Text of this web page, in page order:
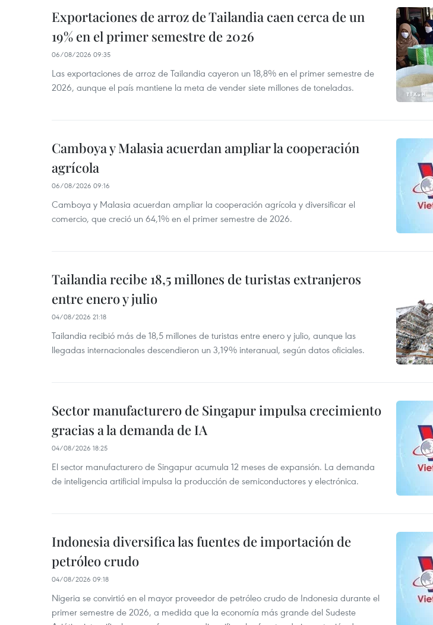
Exportaciones de arroz de Tailandia caen cerca de un
19% en el primer semestre de 2026
06/08/2026 09:35
Las exportaciones de arroz de Tailandia cayeron un 18,8% en el primer semestre de
2026, aunque el país mantiene la meta de vender siete millones de toneladas.
Camboya y Malasia acuerdan ampliar la cooperación
agrícola
06/08/2026 09:16
Camboya y Malasia acuerdan ampliar la cooperación agrícola y diversificar el
comercio, que creció un 64,1% en el primer semestre de 2026.
Tailandia recibe 18,5 millones de turistas extranjeros
entre enero y julio
04/08/2026 21:18
Tailandia recibió más de 18,5 millones de turistas entre enero y julio, aunque las
llegadas internacionales descendieron un 3,19% interanual, según datos oficiales.
Sector manufacturero de Singapur impulsa crecimiento
gracias a la demanda de IA
04/08/2026 18:25
El sector manufacturero de Singapur acumula 12 meses de expansión. La demanda
de inteligencia artificial impulsa la producción de semiconductores y electrónica.
Indonesia diversifica las fuentes de importación de
petróleo crudo
04/08/2026 09:18
Nigeria se convirtió en el mayor proveedor de petróleo crudo de Indonesia durante el
primer semestre de 2026, a medida que la economía más grande del Sudeste